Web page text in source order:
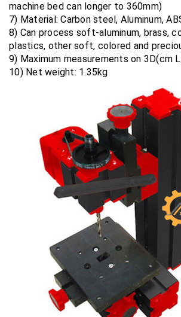
machine bed can longer to 360mm)
7) Material: Carbon steel, Aluminum,
8) Can process soft-aluminum, brass,
plastics, other soft, colored and
9) Maximum measurements on 3D(cm
10) Net weight: 1.35kg